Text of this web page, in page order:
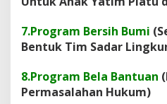
7.Program Bersih Bumi
Bentuk Tim Sadar
8.Program Bela Bantuan
Permasalahan Hukum)